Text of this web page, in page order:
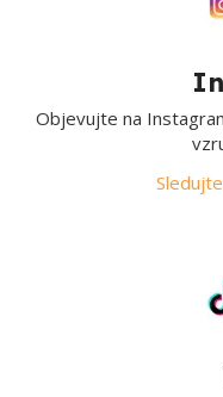
Objevujte na